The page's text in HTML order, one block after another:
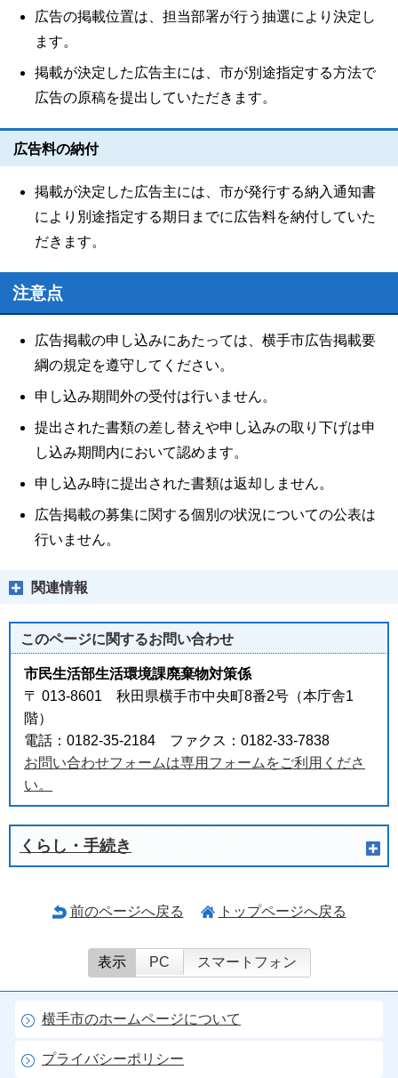
広告の掲載位置は、担当部署が行う抽選により決定し
ます。
掲載が決定した広告主には、市が別途指定する方法で
広告の原稿を提出していただきます。
広告料の納付
掲載が決定した広告主には、市が発行する納入通知書
により別途指定する期日までに広告料を納付していた
だきます。
注意点
広告掲載の申し込みにあたっては、横手市広告掲載要
綱の規定を遵守してください。
申し込み期間外の受付は行いません。
提出された書類の差し替えや申し込みの取り下げは申
し込み期間内において認めます。
申し込み時に提出された書類は返却しません。
広告掲載の募集に関する個別の状況についての公表は
行いません。
関連情報
このページに関するお問い合わせ
市民生活部生活環境課廃棄物対策係
〒 013-8601 秋田県横手市中央町8番2号（本庁舎1
階）
電話：0182-35-2184 ファクス：0182-33-7838
お問い合わせフォームは専用フォームをご利用くださ
い。
くらし・手続き
前のページへ戻る トップページへ戻る
表示 PC スマートフォン
横手市のホームページについて
プライバシーポリシー